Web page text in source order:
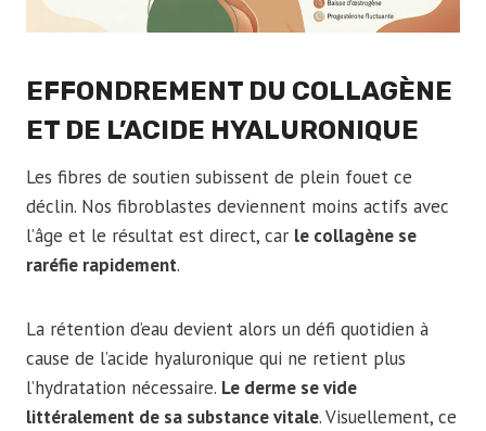
EFFONDREMENT DU COLLAGÈNE
ET DE L’ACIDE HYALURONIQUE
Les fibres de soutien subissent de plein fouet ce
déclin. Nos fibroblastes deviennent moins actifs avec
l’âge et le résultat est direct, car le collagène se
raréfie rapidement.
La rétention d’eau devient alors un défi quotidien à
cause de l’acide hyaluronique qui ne retient plus
l’hydratation nécessaire. Le derme se vide
littéralement de sa substance vitale. Visuellement, ce